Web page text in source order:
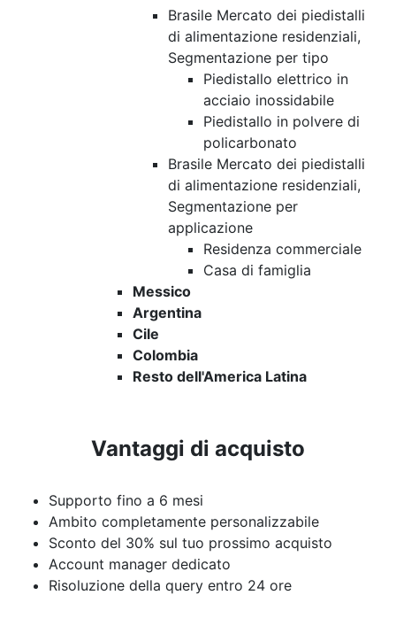
Brasile Mercato dei piedistalli
di alimentazione residenziali,
Segmentazione per tipo
Piedistallo elettrico in
acciaio inossidabile
Piedistallo in polvere di
policarbonato
Brasile Mercato dei piedistalli
di alimentazione residenziali,
Segmentazione per
applicazione
Residenza commerciale
Casa di famiglia
Messico
Argentina
Cile
Colombia
Resto dell'America Latina
Vantaggi di acquisto
Supporto fino a 6 mesi
Ambito completamente personalizzabile
Sconto del 30% sul tuo prossimo acquisto
Account manager dedicato
Risoluzione della query entro 24 ore